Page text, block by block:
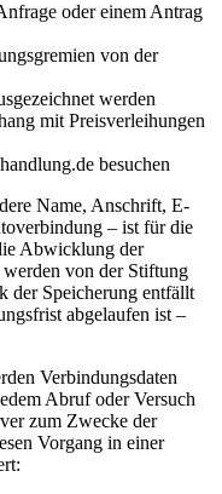
oder einem Antrag
von der
werden
mit Preisverleihungen
besuchen
Name, Anschrift, E-
– ist für die
Abwicklung der
von der Stiftung
der Speicherung entfällt
abgelaufen ist –
Verbindungsdaten
Abruf oder Versuch
zum Zwecke der
Vorgang in einer